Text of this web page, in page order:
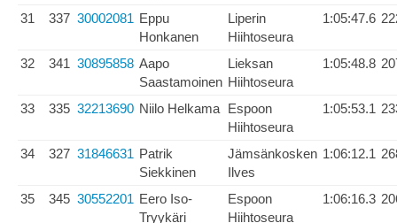
31 337 30002081 Eppu
Honkanen
Liperin
Hiihtoseura
1:05:47.6
32 341 30895858 Aapo
Saastamoinen
Lieksan
Hiihtoseura
1:05:48.8
33 335 32213690 Niilo Helkama Espoon
Hiihtoseura
1:05:53.1
34 327 31846631 Patrik
Siekkinen
Jämsänkosken
Ilves
1:06:12.1
35 345 30552201 Eero Iso-
Tryykäri
Espoon
Hiihtoseura
1:06:16.3